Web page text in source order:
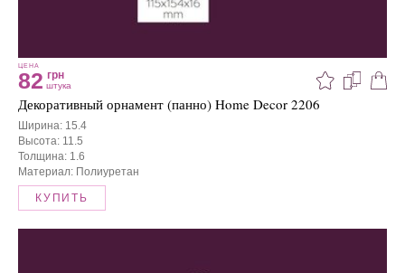
ЦЕНА
82 грн
штука
Декоративный орнамент (панно) Home Decor 2206
Ширина: 15.4
Высота: 11.5
Толщина: 1.6
Материал: Полиуретан
КУПИТЬ